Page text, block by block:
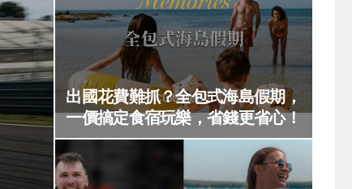
出國花費難抓？全包式海島假期，
一價搞定食宿玩樂，省錢更省心！